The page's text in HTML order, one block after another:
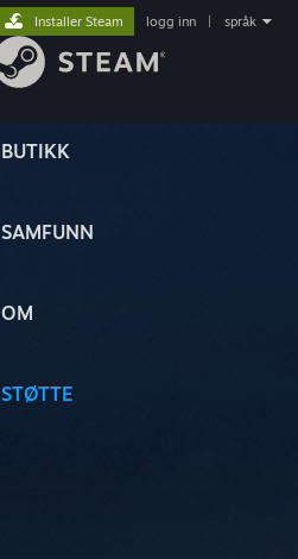
BUTIKK
SAMFUNN
OM
STØTTE
Installer Steam logg inn språk